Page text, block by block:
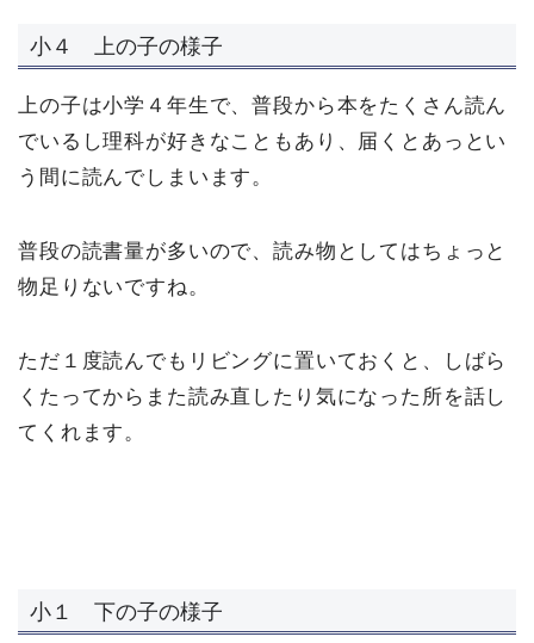
小４ 上の子の様子
上の子は小学４年生で、普段から本をたくさん読ん
でいるし理科が好きなこともあり、届くとあっとい
う間に読んでしまいます。
普段の読書量が多いので、読み物としてはちょっと
物足りないですね。
ただ１度読んでもリビングに置いておくと、しばら
くたってからまた読み直したり気になった所を話し
てくれます。
小１ 下の子の様子